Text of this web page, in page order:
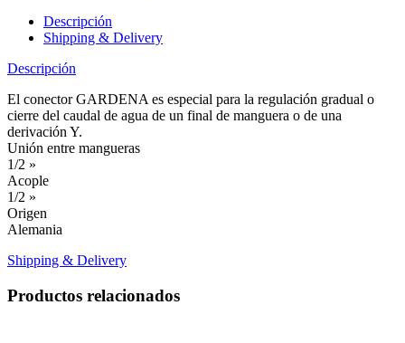
Descripción
Shipping & Delivery
Descripción
El conector GARDENA es especial para la regulación gradual o
cierre del caudal de agua de un final de manguera o de una
derivación Y.
Unión entre mangueras
1/2 »
Acople
1/2 »
Origen
Alemania
Shipping & Delivery
Productos relacionados